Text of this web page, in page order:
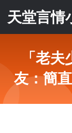
天堂言情
「老
友：簡